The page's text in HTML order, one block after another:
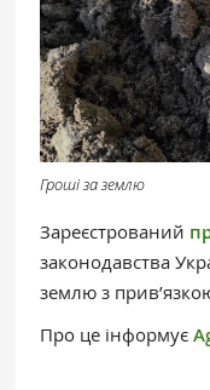
Гроші за землю
Зареєстрований
законодавства
землю з
Про це інформує